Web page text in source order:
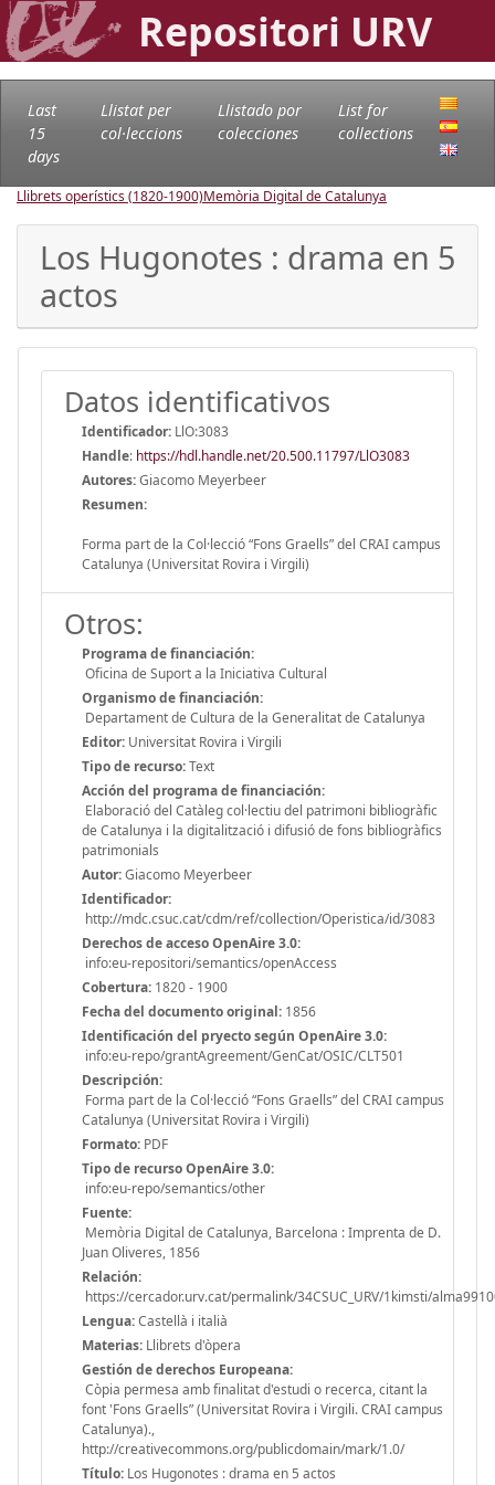
Repositori URV
Last
15
days
Llistat per
col·leccions
Llistado por
colecciones
List for
collections
Llibrets operístics (1820-1900)Memòria Digital de Catalunya
Los Hugonotes : drama en 5
actos
Datos identificativos
Identificador: LlO:3083
Handle: https://hdl.handle.net/20.500.11797/LlO3083
Autores:Giacomo Meyerbeer
Resumen:
Forma part de la Col·lecció “Fons Graells” del CRAI campus
Catalunya (Universitat Rovira i Virgili)
Otros:
Programa de financiación:
Oficina de Suport a la Iniciativa Cultural
Organismo de financiación:
Departament de Cultura de la Generalitat de Catalunya
Editor: Universitat Rovira i Virgili
Tipo de recurso:Text
Acción del programa de financiación:
Elaboració del Catàleg col·lectiu del patrimoni bibliogràfic
de Catalunya i la digitalització i difusió de fons bibliogràfics
patrimonials
Autor:Giacomo Meyerbeer
Identificador:
http://mdc.csuc.cat/cdm/ref/collection/Operistica/id/3083
Derechos de acceso OpenAire 3.0:
info:eu-repositori/semantics/openAccess
Cobertura: 1820 - 1900
Fecha del documento original: 1856
Identificación del pryecto según OpenAire 3.0:
info:eu-repo/grantAgreement/GenCat/OSIC/CLT501
Descripción:
Forma part de la Col·lecció “Fons Graells” del CRAI campus
Catalunya (Universitat Rovira i Virgili)
Formato: PDF
Tipo de recurso OpenAire 3.0:
info:eu-repo/semantics/other
Fuente:
Memòria Digital de Catalunya, Barcelona : Imprenta de D.
Juan Oliveres, 1856
Relación:
https://cercador.urv.cat/permalink/34CSUC_URV/1kimsti/
Lengua:Castellà i italià
Materias: Llibrets d'òpera
Gestión de derechos Europeana:
Còpia permesa amb finalitat d'estudi o recerca, citant la
font 'Fons Graells” (Universitat Rovira i Virgili. CRAI campus
Catalunya).,
http://creativecommons.org/publicdomain/mark/1.0/
Título: Los Hugonotes : drama en 5 actos